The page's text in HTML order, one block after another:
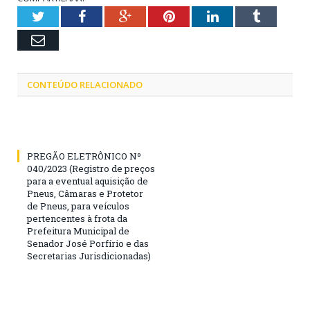
TwitterFacebookGoogle+PinterestLinkedInTumblr
Email
CONTEÚDO RELACIONADO
PREGÃO ELETRÔNICO Nº
040/2023 (Registro de preços
para a eventual aquisição de
Pneus, Câmaras e Protetor
de Pneus, para veículos
pertencentes à frota da
Prefeitura Municipal de
Senador José Porfírio e das
Secretarias Jurisdicionadas)